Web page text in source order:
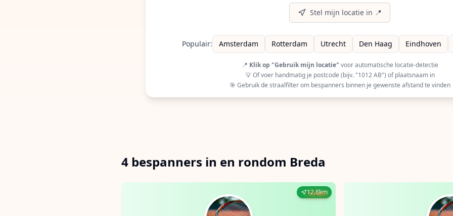
Stel mijn locatie in 📍
Populair: Amsterdam Rotterdam Utrecht Den Haag Eindhoven
📍 Klik op "Gebruik mijn locatie" voor automatische locatie-detectie
💡 Of voer handmatig je postcode (bijv. "1012 AB") of plaatsnaam in
🎯 Gebruik de straalfilter om bespanners binnen je gewenste afstand te vinden
4 bespanners in en rondom Breda
12.8km
13 km